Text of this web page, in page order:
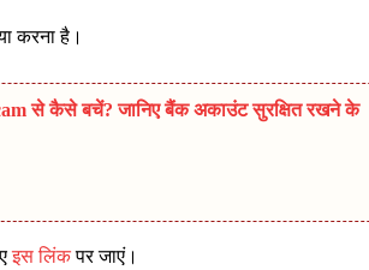
करना है।
से कैसे बचें? जानिए बैंक अकाउंट सुरक्षित रखने के
इस लिंकपर जाएं।